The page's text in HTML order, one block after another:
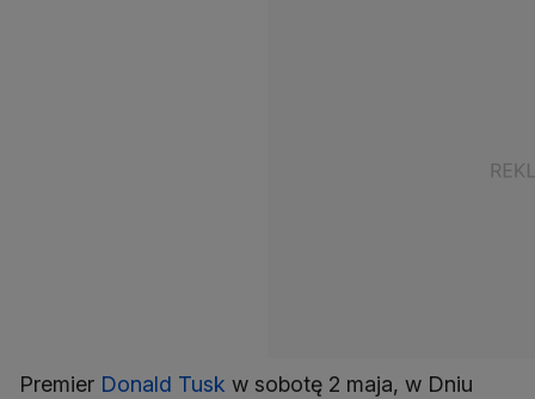
Premier Donald Tusk w sobotę 2 maja, w Dniu